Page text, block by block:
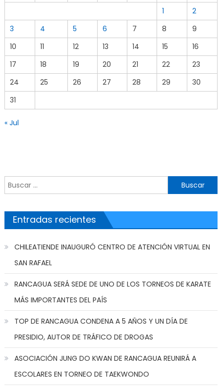
1
2
3
4 5 6 7 8
9
10
11 12 13 14 15
16
17
18 19 20 21 22
23
24
25 26 27 28 29
30
31
« Jul
Buscar por:
Entradas recientes
CHILEATIENDE INAUGURÓ CENTRO DE ATENCIÓN VIRTUAL EN
SAN RAFAEL
RANCAGUA SERÁ SEDE DE UNO DE LOS TORNEOS DE KARATE
MÁS IMPORTANTES DEL PAÍS
TOP DE RANCAGUA CONDENA A 5 AÑOS Y UN DÍA DE
PRESIDIO, AUTOR DE TRÁFICO DE DROGAS
ASOCIACIÓN JUNG DO KWAN DE RANCAGUA REUNIRÁ A
ESCOLARES EN TORNEO DE TAEKWONDO